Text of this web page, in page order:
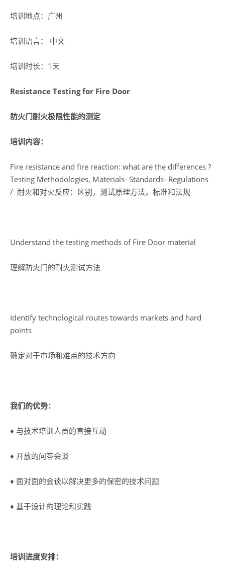
培训地点：广州
培训语言： 中文
培训时长：1天
Resistance Testing for Fire Door
防火门耐火极限性能的测定
培训内容：
Fire resistance and fire reaction: what are the differences ?
Testing Methodologies, Materials- Standards- Regulations
/ 耐火和对火反应：区别，测试原理方法，标准和法规
Understand the testing methods of Fire Door material
理解防火门的耐火测试方法
Identify technological routes towards markets and hard
points
确定对于市场和难点的技术方向
我们的优势：
♦ 与技术培训人员的直接互动
♦ 开放的问答会谈
♦ 面对面的会谈以解决更多的保密的技术问题
♦ 基于设计的理论和实践
培训进度安排：